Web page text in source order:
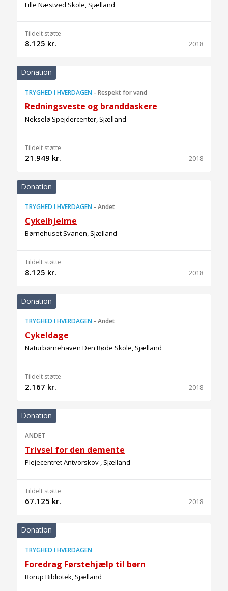
Lille Næstved Skole, Sjælland
Tildelt støtte
8.125 kr. 2018
Donation
TRYGHED I HVERDAGEN - Respekt for vand
Redningsveste og branddaskere
Nekselø Spejdercenter, Sjælland
Tildelt støtte
21.949 kr. 2018
Donation
TRYGHED I HVERDAGEN - Andet
Cykelhjelme
Børnehuset Svanen, Sjælland
Tildelt støtte
8.125 kr. 2018
Donation
TRYGHED I HVERDAGEN - Andet
Cykeldage
Naturbørnehaven Den Røde Skole, Sjælland
Tildelt støtte
2.167 kr. 2018
Donation
ANDET
Trivsel for den demente
Plejecentret Antvorskov , Sjælland
Tildelt støtte
67.125 kr. 2018
Donation
TRYGHED I HVERDAGEN
Foredrag Førstehjælp til børn
Borup Bibliotek, Sjælland